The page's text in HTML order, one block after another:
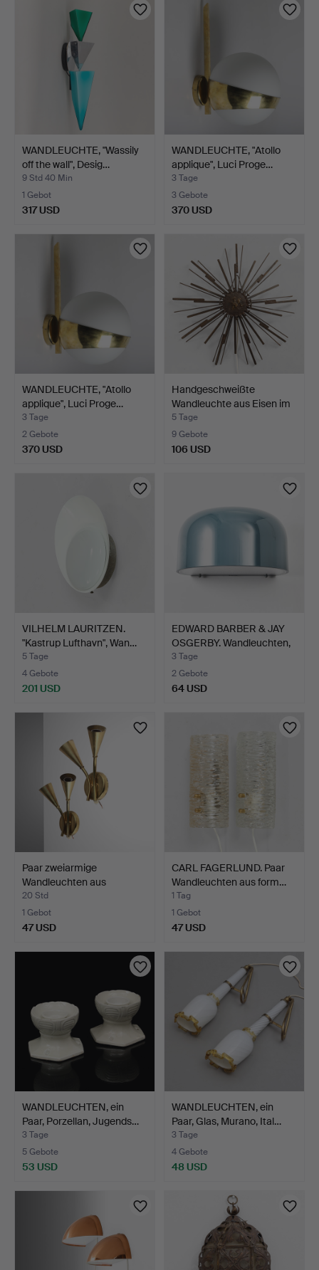
WANDLEUCHTE, "Wassily
off the wall", Desig…
9 Std 40 Min
1 Gebot
317 USD
WANDLEUCHTE, "Atollo
applique", Luci Proge…
3 Tage
3 Gebote
370 USD
WANDLEUCHTE, "Atollo
applique", Luci Proge…
3 Tage
2 Gebote
370 USD
Handgeschweißte
Wandleuchte aus Eisen im
b…
5 Tage
9 Gebote
106 USD
VILHELM LAURITZEN.
"Kastrup Lufthavn", Wan…
5 Tage
4 Gebote
201 USD
EDWARD BARBER & JAY
OSGERBY. Wandleuchten,
…
3 Tage
2 Gebote
64 USD
Paar zweiarmige
Wandleuchten aus
Messing, …
20 Std
1 Gebot
47 USD
CARL FAGERLUND. Paar
Wandleuchten aus form…
1 Tag
1 Gebot
47 USD
WANDLEUCHTEN, ein
Paar, Porzellan, Jugends…
3 Tage
5 Gebote
53 USD
WANDLEUCHTEN, ein
Paar, Glas, Murano, Ital…
3 Tage
4 Gebote
48 USD